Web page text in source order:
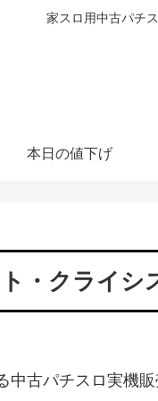
家スロ用中古パチ
本日の値下げ
・クライシ
中古パチスロ実機販